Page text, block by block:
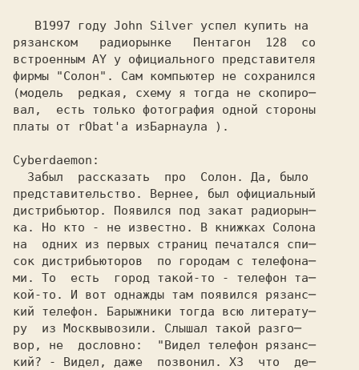
   В
рязанском   радиорынке   Пентагон  128  со
встроенным AY у официального представителя
фирмы "Солон". Сам компьютер не сохранился
(модель  редкая, схему я тогда не скопиро─
вал,  есть только фотография одной стороны
платы от rObat'а из
представительство. Вернее, был официальный
дистрибьютор. Появился под закат радиорын─
ка. Но кто - не известно. В книжках Солона
на  одних из первых страниц печатался спи─
сок дистрибьюторов  по городам с телефона─
ми. То  есть  город такой-то - телефон та─
кой-то. И вот однажды там появился рязанс─
кий телефон. Барыжники тогда всю литерату─
ру  из Москвы
вор, не  дословно:  "Видел телефон рязанс─
кий? - Видел, даже  позвонил. ХЗ  что  де─